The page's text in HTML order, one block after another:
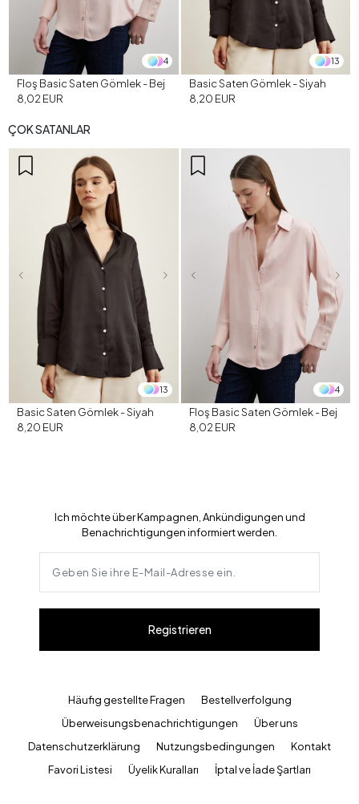
4
Floş Basic Saten Gömlek - Bej
8,02 EUR
13
Basic Saten Gömlek - Siyah
8,20 EUR
ÇOK SATANLAR
13
Basic Saten Gömlek - Siyah
8,20 EUR
4
Floş Basic Saten Gömlek - Bej
8,02 EUR
Ich möchte über Kampagnen, Ankündigungen und
Benachrichtigungen informiert werden.
Registrieren
Häufig gestellte Fragen
Bestellverfolgung
Überweisungsbenachrichtigungen
Über uns
Datenschutzerklärung
Nutzungsbedingungen
Kontakt
Favori Listesi
Üyelik Kuralları İptal ve İade Şartları